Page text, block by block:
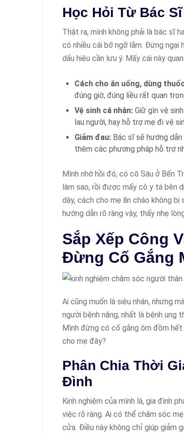
Học Hỏi Từ Bác
Thật ra, mình không phải là bác sĩ
có nhiều cái bỡ ngỡ lắm. Đừng ngại
dấu hiệu cần lưu ý. Mấy cái này
Cách cho ăn uống, dùng
đúng giờ, đúng liều rất quan
Vệ sinh cá nhân: Giữ gìn vệ
lau người, hay hỗ trợ mẹ đi vệ
Giảm đau: Bác sĩ sẽ hướng
thêm các phương pháp hỗ trợ
Mình nhớ hồi đó, có cô Sáu ở Bến
làm sao, rồi được mấy cô y tá bên
dậy, cách cho mẹ ăn cháo không
hướng dẫn rõ ràng vậy, thấy nhẹ
Sắp Xếp Công
Đừng Cố Gắng
Ai cũng muốn là siêu nhân, nhưng
người bệnh nặng, nhất là bệnh ung
Mình đừng có cố gắng ôm đồm
cho mẹ đây?
Phân Chia Thời
Đình
Kinh nghiệm của mình là, gia đình
việc rõ ràng. Ai có thể chăm sóc
cửa. Điều này không chỉ giúp giảm